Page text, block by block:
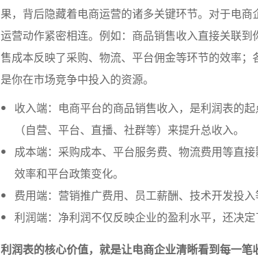
果，背后隐藏着电商运营的诸多关键环节。对于电
运营动作紧密相连。例如：商品销售收入直接关联
售成本反映了采购、物流、平台佣金等环节的效率
是你在市场竞争中投入的资源。
收入端：电商平台的商品销售收入，是利润表的
（自营、平台、直播、社群等）来提升总收入。
成本端：采购成本、平台服务费、物流费用等直
效率和平台政策变化。
费用端：营销推广费用、员工薪酬、技术开发投入
利润端：净利润不仅反映企业的盈利水平，还决定
利润表的核心价值，就是让电商企业清晰看到每一笔